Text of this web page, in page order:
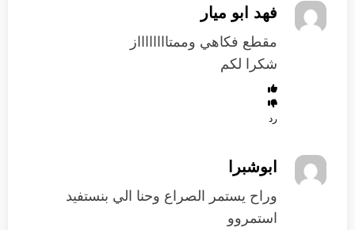
فهد ابو ميار
مقطع فكاهي وممتااااااااز
شكرا لكم
رد
ابوشبرا
وراح يستمر الصراع وحنا الي بنستفيد
استمروو